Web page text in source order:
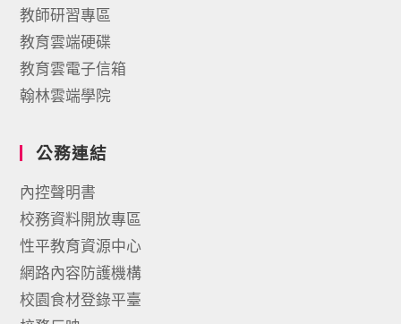
教師研習專區
教育雲端硬碟
教育雲電子信箱
翰林雲端學院
公務連結
內控聲明書
校務資料開放專區
性平教育資源中心
網路內容防護機構
校園食材登錄平臺